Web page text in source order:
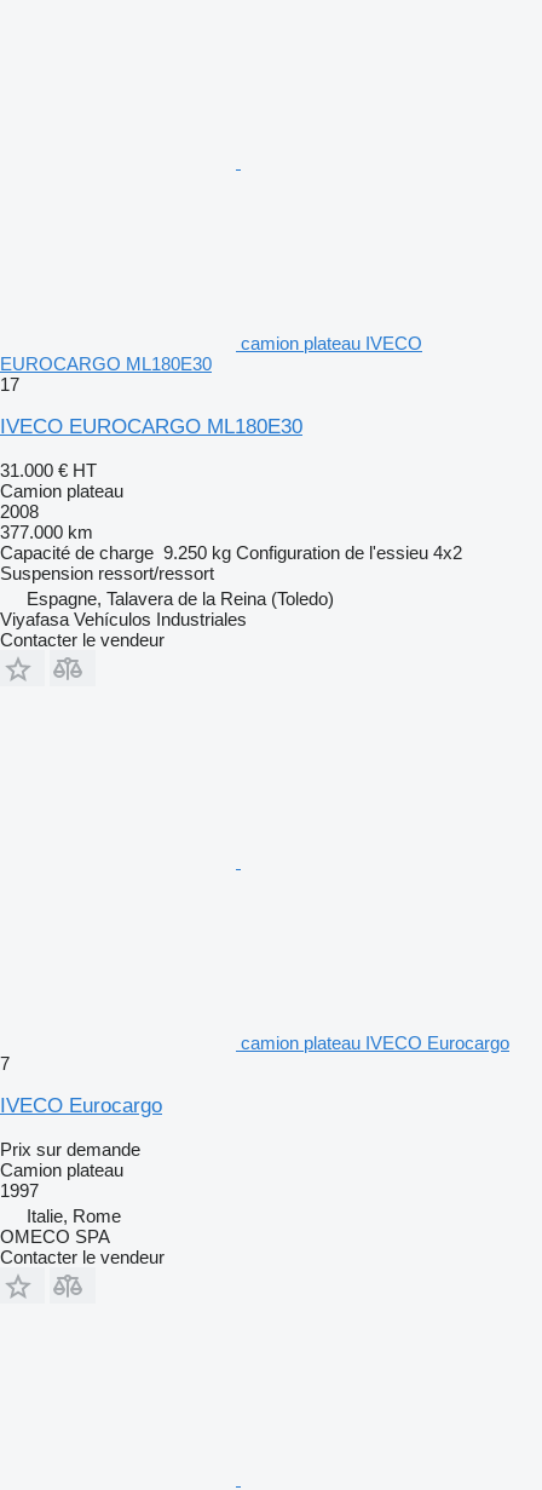
camion plateau IVECO
EUROCARGO ML180E30
17
IVECO EUROCARGO ML180E30
31.000 € HT
Camion plateau
2008
377.000 km
Capacité de charge 9.250 kg Configuration de l'essieu 4x2
Suspension ressort/ressort
Espagne, Talavera de la Reina (Toledo)
Viyafasa Vehículos Industriales
Contacter le vendeur
camion plateau IVECO Eurocargo
7
IVECO Eurocargo
Prix sur demande
Camion plateau
1997
Italie, Rome
OMECO SPA
Contacter le vendeur